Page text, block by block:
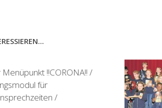
!!CORONA!! /
für
/